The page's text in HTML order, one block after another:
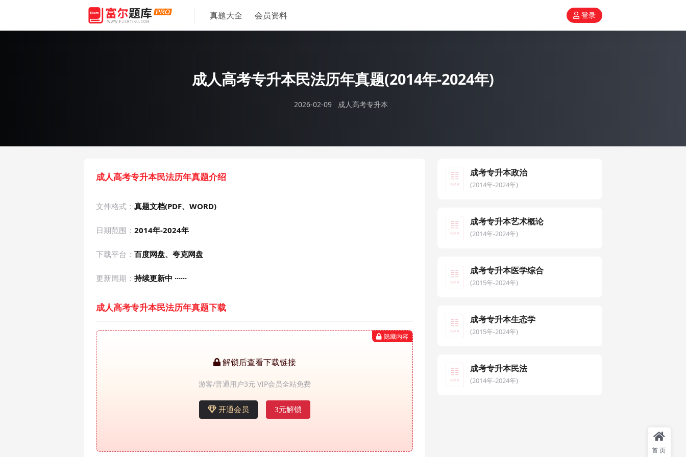
真题大全 会员资料 登录
成人高考专升本民法历年真题(2014年-2024年)
2026-02-09 成人高考专升本
成人高考专升本民法历年真题介绍
文件格式： 真题文档(PDF、WORD)
日期范围： 2014年-2024年
下载平台： 百度网盘、夸克网盘
更新周期： 持续更新中 ······
成人高考专升本民法历年真题下载
隐藏内容
解锁后查看下载链接
游客/普通用户3元 VIP会员全站免费
开通会员 3元解锁
成考专升本政治
(2014年-2024年)
成考专升本艺术概论
(2014年-2024年)
成考专升本医学综合
(2015年-2024年)
成考专升本生态学
(2015年-2024年)
成考专升本民法
(2014年-2024年)
首页